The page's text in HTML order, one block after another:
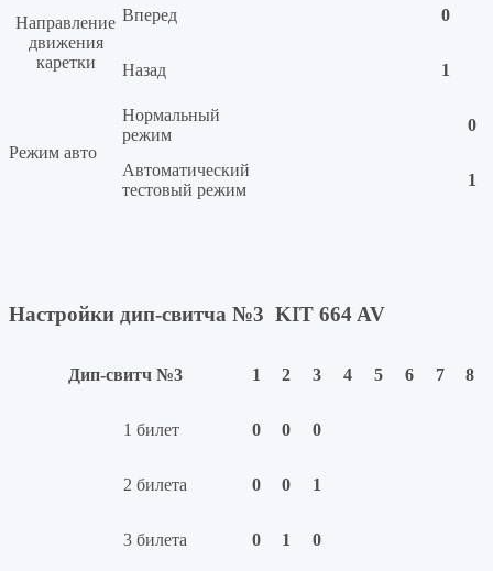
Направление
движения
каретки
Вперед 0
Назад 1
Режим авто
Нормальный
режим
0
Автоматический
тестовый режим
1
Настройки дип-свитча №3 KIT 664 AV
Дип-свитч №3 1 2 3 4 5 6 7 8
1 билет 0 0 0
2 билета 0 0 1
3 билета 0 1 0